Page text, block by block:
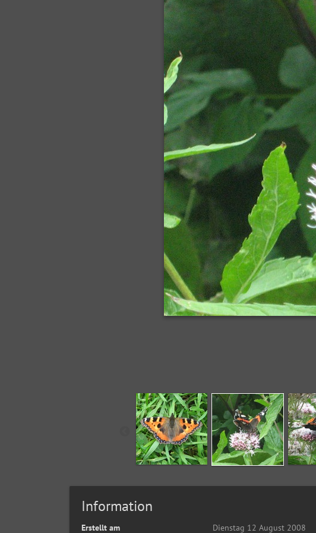
Information
Erstellt am Dienstag 12 August 2008